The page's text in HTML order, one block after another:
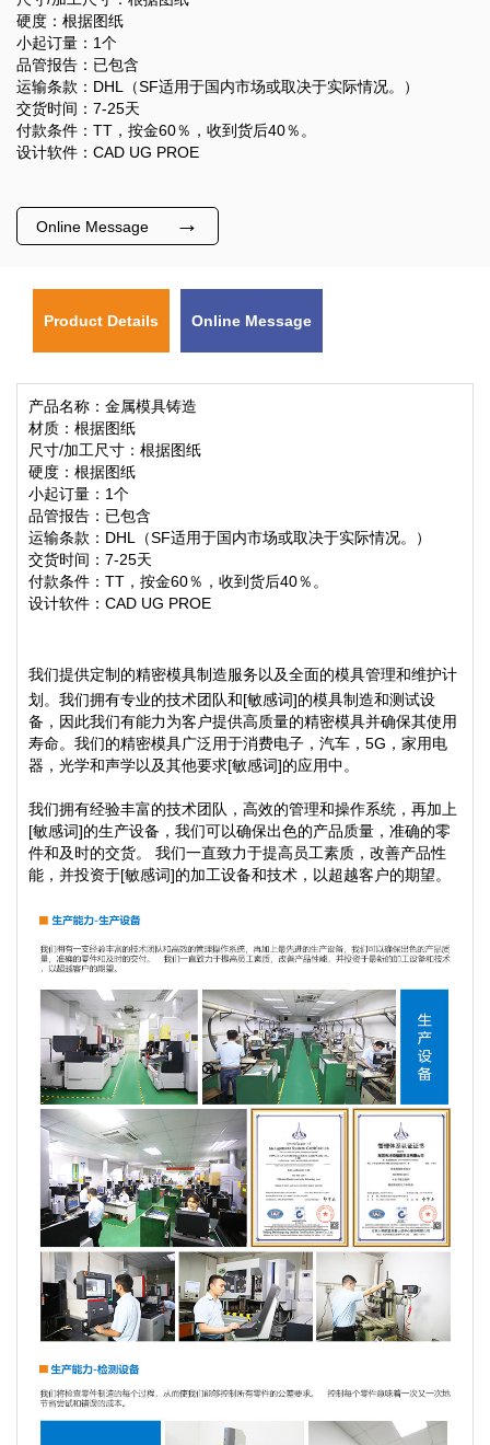
硬度：根据图纸
小起订量：1个
品管报告：已包含
运输条款：DHL（SF适用于国内市场或取决于实际情况。）
交货时间：7-25天
付款条件：TT，按金60％，收到货后40％。
设计软件：CAD UG PROE
Online Message →
Product Details Online Message
产品名称：金属模具铸造
材质：根据图纸
尺寸/加工尺寸：根据图纸
硬度：根据图纸
小起订量：1个
品管报告：已包含
运输条款：DHL（SF适用于国内市场或取决于实际情况。）
交货时间：7-25天
付款条件：TT，按金60％，收到货后40％。
设计软件：CAD UG PROE
我们提供定制的精密模具制造服务以及全面的模具管理和维护计
划。我们拥有专业的技术团队和[敏感词]的模具制造和测试设
备，因此我们有能力为客户提供高质量的精密模具并确保其使用
寿命。我们的精密模具广泛用于消费电子，汽车，5G，家用电
器，光学和声学以及其他要求[敏感词]的应用中。
我们拥有经验丰富的技术团队，高效的管理和操作系统，再加上
[敏感词]的生产设备，我们可以确保出色的产品质量，准确的零
件和及时的交货。 我们一直致力于提高员工素质，改善产品性
能，并投资于[敏感词]的加工设备和技术，以超越客户的期望。